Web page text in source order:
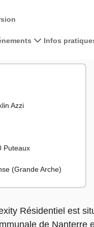
Infos
Azzi
Puteaux
(Grande Arche)
Résidentiel est
de Nanterre